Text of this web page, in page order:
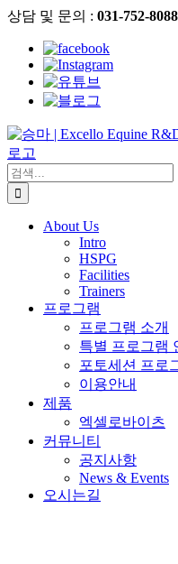
콘
뛰
기
상담 및 문의 : 031-752-8088
검
색:
About Us
Intro
HSPG
Facilities
Trainers
프로그램
프로그램 소개
특별 프로그램
포토세션 프로
이용안내
제품
엑셀로바이츠
커뮤니티
공지사항
News & Events
오시는길